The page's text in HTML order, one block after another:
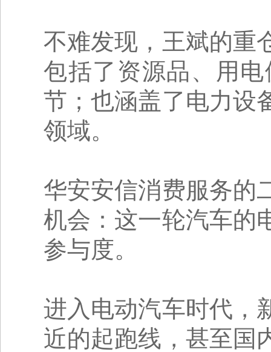
不难发现，王斌的重
包括了资源品、用
节；也涵盖了电力设
领域。
华安安信消费服务的
机会：这一轮汽车的
参与度。
进入电动汽车时代，
近的起跑线，甚至国